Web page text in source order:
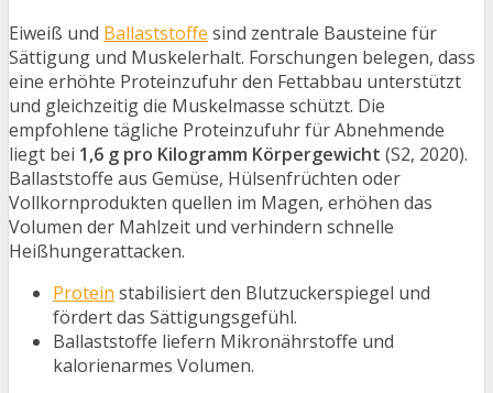
Eiweiß und Ballaststoffe sind zentrale Bausteine für
Sättigung und Muskelerhalt. Forschungen belegen, dass
eine erhöhte Proteinzufuhr den Fettabbau unterstützt
und gleichzeitig die Muskelmasse schützt. Die
empfohlene tägliche Proteinzufuhr für Abnehmende
liegt bei 1,6 g pro Kilogramm Körpergewicht (S2, 2020).
Ballaststoffe aus Gemüse, Hülsenfrüchten oder
Vollkornprodukten quellen im Magen, erhöhen das
Volumen der Mahlzeit und verhindern schnelle
Heißhungerattacken.
Protein stabilisiert den Blutzuckerspiegel und
fördert das Sättigungsgefühl.
Ballaststoffe liefern Mikronährstoffe und
kalorienarmes Volumen.